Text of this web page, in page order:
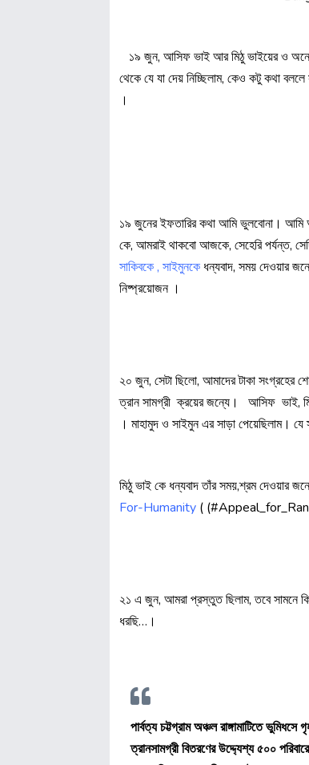
১৯ জুন, আসিফ ভাই আর মিঠু ভাইয়ের ও
থেকে যে যা দেয় নিচ্ছিলাম, কেও কটু কথা
।
১৯ জুনের ইফতারির কথা আমি ভুলবোনা। আমি
কে, আমরাই থাকবো আজকে, সেহেরি পর্যন্ত,
সাকিবকে , সাইমুনকে ধন্যবাদ, সময় দেওয়ার
নিষ্প্রয়োজন ।
২০ জুন, সেটা ছিলো, আমাদের টাকা সংগ্রহের
ত্রান সামগ্রী ক্রয়ের জন্যে। আসিফ ভাই,
। মাহামুদ ও সাইমুন এর সাড়া পেয়েছিলাম। যে
মিঠু ভাই কে ধন্যবাদ তাঁর সময়,শ্রম দেওয়ার
For-Humanity (
২১ এ জুন, আমরা প্রস্তুত ছিলাম, তবে সামনে
ধরছি…।
পার্বত্য চট্টগ্রাম অঞ্চল রাঙ্গামাটিতে
ত্রানসামগ্রী বিতরণের উদ্দ্যেশ্য ৫০০